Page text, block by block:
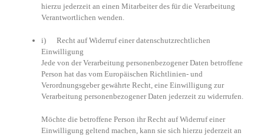
hierzu jederzeit an einen Mitarbeiter des für die Verarbeitung
Verantwortlichen wenden.
i) Recht auf Widerruf einer datenschutzrechtlichen
Einwilligung
Jede von der Verarbeitung personenbezogener Daten betroffene
Person hat das vom Europäischen Richtlinien- und
Verordnungsgeber gewährte Recht, eine Einwilligung zur
Verarbeitung personenbezogener Daten jederzeit zu widerrufen.
Möchte die betroffene Person ihr Recht auf Widerruf einer
Einwilligung geltend machen, kann sie sich hierzu jederzeit an